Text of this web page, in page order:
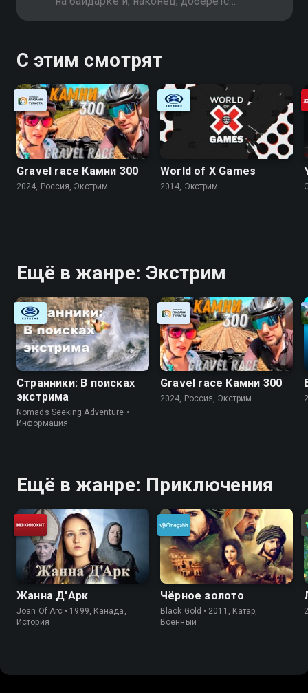
до столицы древней цивилизации
С этим смотрят
Gravel race Камни 300
2024, Россия, Экстрим
World of X Games
2014, Экстрим
Ещё в жанре: Экстрим
Странники: В поисках
экстрима
Nomads Seeking Adventure •
Информация
Gravel race Камни 300
2024, Россия, Экстрим
Ещё в жанре: Приключения
Жанна Д'Арк
Joan Of Arc • 1999, Канада,
История
Чёрное золото
Black Gold • 2011, Катар,
Военный